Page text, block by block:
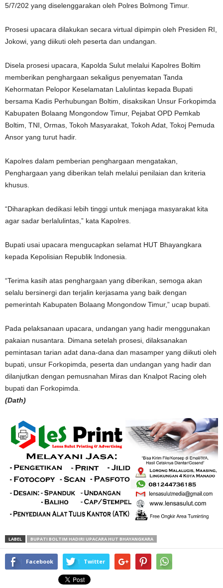
5/7/202 yang diselenggarakan oleh Polres Bolmong Timur.
Prosesi upacara dilakukan secara virtual dipimpin oleh Presiden RI,
Jokowi, yang diikuti oleh peserta dan undangan.
Disela prosesi upacara, Kapolda Sulut melalui Kapolres Boltim
memberikan penghargaan sekaligus penyematan Tanda
Kehormatan Pelopor Keselamatan Lalulintas kepada Bupati
bersama Kadis Perhubungan Boltim, disaksikan Unsur Forkopimda
Kabupaten Bolaang Mongondow Timur, Pejabat OPD Pemkab
Boltim, TNI, Ormas, Tokoh Masyarakat, Tokoh Adat, Tokoj Pemuda
Ansor yang turut hadir.
Kapolres dalam pemberian penghargaan mengatakan,
Penghargaan yang diberikan telah melalui penilaian dan kriteria
khusus.
“Diharapkan dedikasi lebih tinggi untuk menjaga masyarakat kita
agar sadar berlalulintas,” kata Kapolres.
Bupati usai upacara mengucapkan selamat HUT Bhayangkara
kepada Kepolisian Republik Indonesia.
“Terima kasih atas penghargaan yang diberikan, semoga akan
selalu bersinergi dan terjalin kerjasama yang baik dengan
pemerintah Kabupaten Bolaang Mongondow Timur,” ucap bupati.
Pada pelaksanaan upacara, undangan yang hadir menggunakan
pakaian nusantara. Dimana setelah prosesi, dilaksanakan
pemintasan tarian adat dana-dana dan masamper yang diikuti oleh
bupati, unsur Forkopimda, peserta dan undangan yang hadir dan
dilanjutkan dengan pemusnahan Miras dan Knalpot Racing oleh
bupati dan Forkopimda.
(Dath)
LABEL BUPATI BOLTIM HADIRI UPACARA HUT BHAYANGKARA
Facebook Twitter